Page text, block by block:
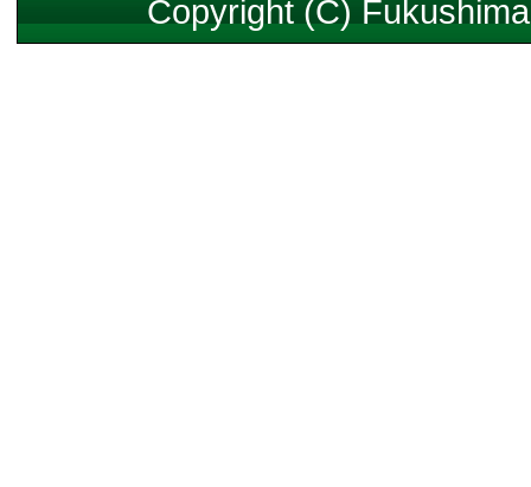
Copyright (C)